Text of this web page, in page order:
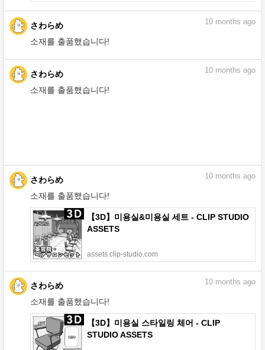
さわらめ
소재를 출품했습니다!
10 months ago
さわらめ
소재를 출품했습니다!
10 months ago
さわらめ
소재를 출품했습니다!
10 months ago
【3D】미용실&미용실 세트 - CLIP STUDIO
ASSETS
assets.clip-studio.com
さわらめ
소재를 출품했습니다!
10 months ago
【3D】미용실 스타일링 체어 - CLIP
STUDIO ASSETS